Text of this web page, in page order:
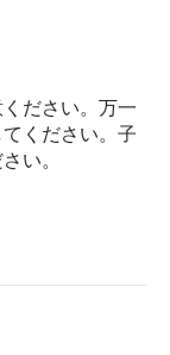
ださい。万一
ください。子
い。